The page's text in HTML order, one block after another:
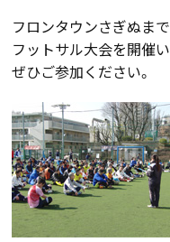
フロンタウンさぎぬま
フットサル大会を開催い
ぜひご参加ください。